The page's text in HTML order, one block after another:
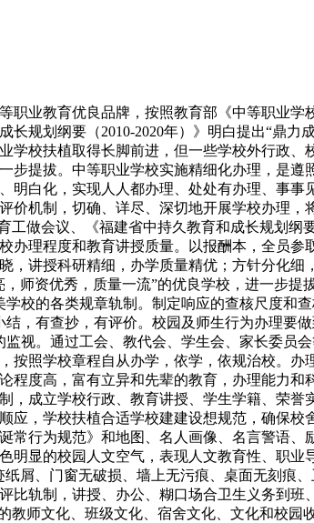
业教育优良品牌，按照教育部《中等职业学
规划纲要（2010-2020年）》明白提出“鼎力
校扶植取得长脚前进，但一些学校外行政
提拔。中等职业学校实施精细化办理，是
白化，实现人人都办理、处处有办理、事
机制，切确、详尽、深切地开展学校办理
做会议、《福建省中持久教育和成长规划纲
理程度和教育讲授质量。以报酬本，全员
讲授科研精细，办学质量精优；方针分化
师资优秀，质量一流”的优良学校，进一步提
校的各类规章轨制。制定响应的查核尺度和
有查抄，有评价。校园及师生行为办理要
视。通过工会、教代会、学生会、家长委员
照学校章程自从办学，依学，依规治校。
度高，富有立异和先辈的教育，办理能力
成立学校行政、教育讲授、学生学籍、荣
，学校扶植合适学校建建设想规范，确保校
行为规范》和地图、名人画像、名言警语、
显的校园人文空气，表现人文教育性、职业
屑、门窗无破损、墙上无污痕、桌面无刻痕
轨制，讲授、办公、糊口场合卫生义务到
师文化、班级文化、宿舍文化、文化和校园